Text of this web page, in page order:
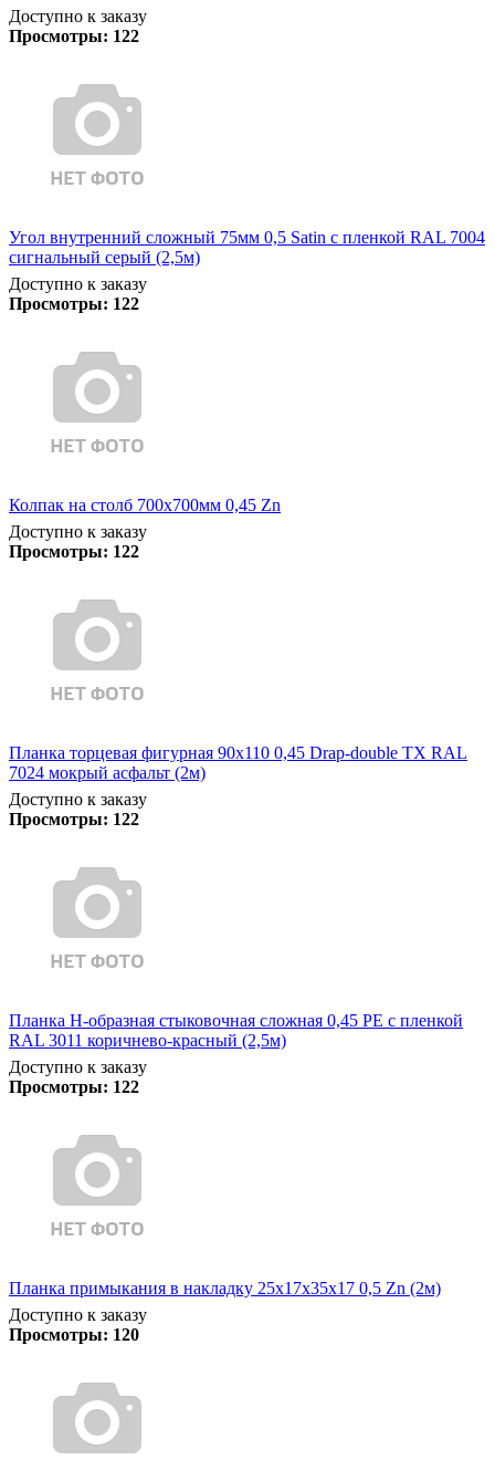
Доступно к заказу
Просмотры: 122
Угол внутренний сложный 75мм 0,5 Satin с пленкой RAL 7004
сигнальный серый (2,5м)
Доступно к заказу
Просмотры: 122
Колпак на столб 700х700мм 0,45 Zn
Доступно к заказу
Просмотры: 122
Планка торцевая фигурная 90х110 0,45 Drap-double TX RAL
7024 мокрый асфальт (2м)
Доступно к заказу
Просмотры: 122
Планка Н-образная стыковочная сложная 0,45 PE с пленкой
RAL 3011 коричнево-красный (2,5м)
Доступно к заказу
Просмотры: 122
Планка примыкания в накладку 25х17х35х17 0,5 Zn (2м)
Доступно к заказу
Просмотры: 120